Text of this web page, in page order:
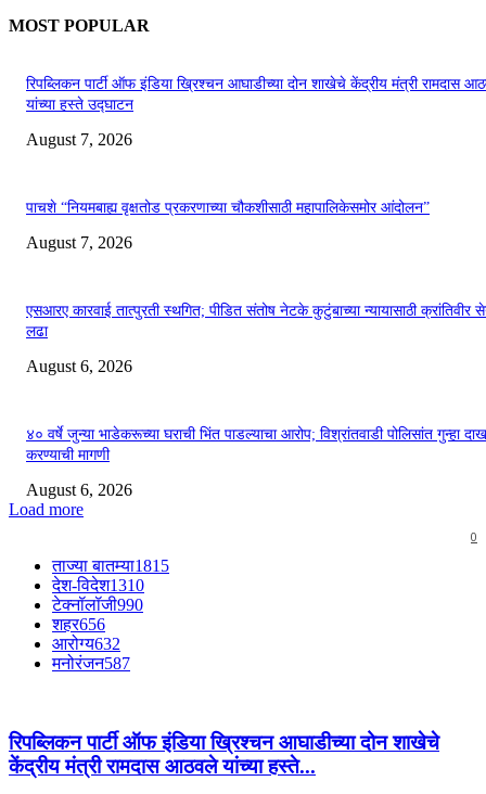
MOST POPULAR
रिपब्लिकन पार्टी ऑफ इंडिया ख्रिश्चन आघाडीच्या दोन शाखेचे केंद्रीय मंत्री रामदास
यांच्या हस्ते उद्घाटन
August 7, 2026
पाचशे “नियमबाह्य वृक्षतोड प्रकरणाच्या चौकशीसाठी महापालिकेसमोर आंदोलन”
August 7, 2026
एसआरए कारवाई तात्पुरती स्थगित; पीडित संतोष नेटके कुटुंबाच्या न्यायासाठी क्रांतिवीर
लढा
August 6, 2026
४० वर्षे जुन्या भाडेकरूच्या घराची भिंत पाडल्याचा आरोप; विश्रांतवाडी पोलिसांत गुन्हा
करण्याची मागणी
August 6, 2026
Load more
0
ताज्या बातम्या1815
देश-विदेश1310
टेक्नॉलॉजी990
शहर656
आरोग्य632
मनोरंजन587
रिपब्लिकन पार्टी ऑफ इंडिया ख्रिश्चन आघाडीच्या दोन शाखेचे
केंद्रीय मंत्री रामदास आठवले यांच्या हस्ते...